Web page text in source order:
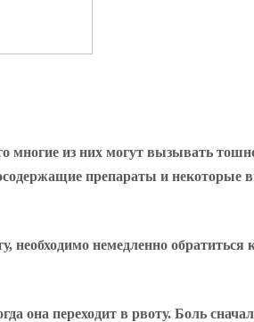
многие из них могут вызывать
препараты и
немедленно обратиться
она переходит в рвоту. Боль